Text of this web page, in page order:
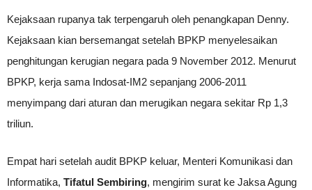
Kejaksaan rupanya tak terpengaruh oleh penangkapan Denny.
Kejaksaan kian bersemangat setelah BPKP menyelesaikan
penghitungan kerugian negara pada 9 November 2012. Menurut
BPKP, kerja sama Indosat-IM2 sepanjang 2006-2011
menyimpang dari aturan dan merugikan negara sekitar Rp 1,3
triliun.
Empat hari setelah audit BPKP keluar, Menteri Komunikasi dan
Informatika, Tifatul Sembiring, mengirim surat ke Jaksa Agung